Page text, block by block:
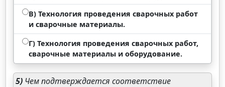
В) Технология проведения сварочных работ
и сварочные материалы.
Г) Технология проведения сварочных работ,
сварочные материалы и оборудование.
5) Чем подтверждается соответствие